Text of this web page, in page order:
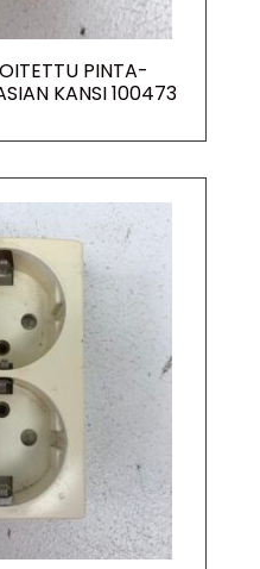
PINTA-
KANSI 100473